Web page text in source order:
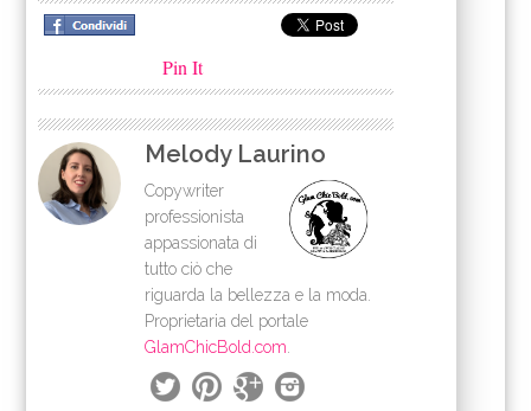
Pin It
Melody Laurino
Copywriter
professionista
appassionata di
tutto ciò che
riguarda la bellezza e la moda.
Proprietaria del portale
GlamChicBold.com